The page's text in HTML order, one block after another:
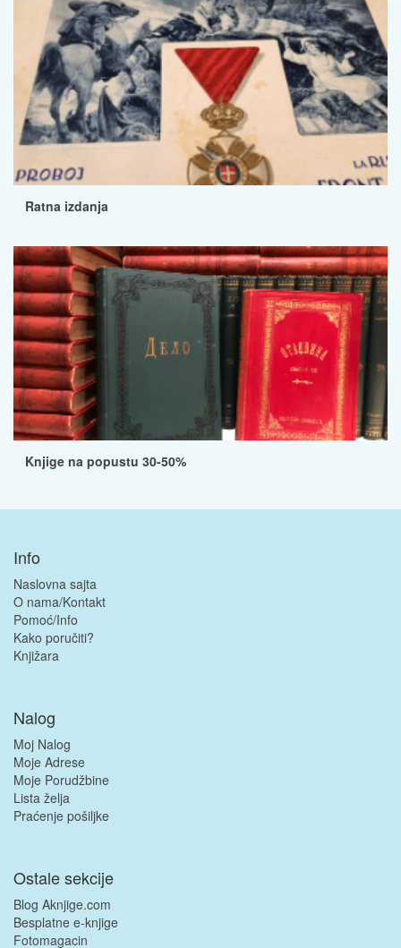
Ratna izdanja
Knjige na popustu 30-50%
Info
Naslovna sajta
O nama/Kontakt
Pomoć/Info
Kako poručiti?
Knjižara
Nalog
Moj Nalog
Moje Adrese
Moje Porudžbine
Lista želja
Praćenje pošiljke
Ostale sekcije
Blog Aknjige.com
Besplatne e-knjige
Fotomagacin